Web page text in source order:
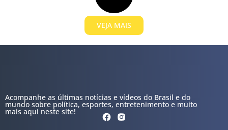
VEJA MAIS
Acompanhe as últimas notícias e vídeos do Brasil e do
mundo sobre política, esportes, entretenimento e muito
mais aqui neste site!